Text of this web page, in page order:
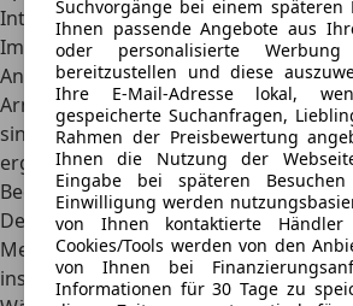
Interieur
Im Innenraum finden die Insassen
Analogfeldern und Warnzeichen. Auf
Armaturentafelist alles übersichtlich
sind die wichtigsten Bedienelemente
ergonomisch strukturiert und sorgen
Bedienung.
Der Innenraum bietet viel Platz und
Menschen mit langen Beinen viel
installierten, intelligenten Geräusch-
Suchvorgänge bei einem späteren
Ihnen passende Angebote aus
oder personalisierte
bereitzustellen und diese
Ihre E-Mail-Adresse lokal,
gespeicherte Suchanfragen,
Rahmen der Preisbewertung
Ihnen die Nutzung der
Eingabe bei späteren
Einwilligung werden
von Ihnen kontaktierte
Cookies/Tools werden von den
von Ihnen bei
Informationen für 30 Tage zu